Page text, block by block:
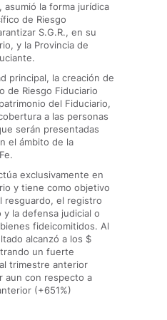
asumió la forma jurídica
de Riesgo
S.G.R., en su
y la Provincia de
principal, la creación de
de Riesgo Fiduciario
del Fiduciario,
a las personas
serán presentadas
el ámbito de la
exclusivamente en
y tiene como objetivo
resguardo, el registro
la defensa judicial o
fideicomitidos. Al
alcanzó a los $
un fuerte
trimestre anterior
aun con respecto a
(+651%)